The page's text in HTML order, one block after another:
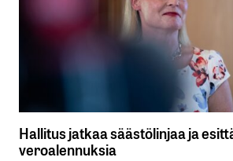
Hallitus jatkaa säästölinjaa ja
veroalennuksia